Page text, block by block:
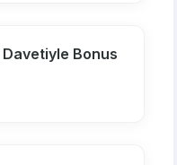
Davetiyle Bonus